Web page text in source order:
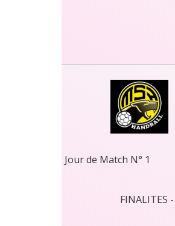
Jour de Match N° 1
FINALITES